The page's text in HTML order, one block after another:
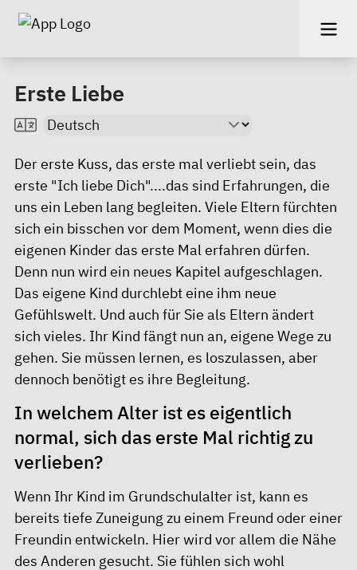
Erste Liebe
Der erste Kuss, das erste mal verliebt sein, das
erste "Ich liebe Dich"....das sind Erfahrungen, die
uns ein Leben lang begleiten. Viele Eltern fürchten
sich ein bisschen vor dem Moment, wenn dies die
eigenen Kinder das erste Mal erfahren dürfen.
Denn nun wird ein neues Kapitel aufgeschlagen.
Das eigene Kind durchlebt eine ihm neue
Gefühlswelt. Und auch für Sie als Eltern ändert
sich vieles. Ihr Kind fängt nun an, eigene Wege zu
gehen. Sie müssen lernen, es loszulassen, aber
dennoch benötigt es ihre Begleitung.
In welchem Alter ist es eigentlich
normal, sich das erste Mal richtig zu
verlieben?
Wenn Ihr Kind im Grundschulalter ist, kann es
bereits tiefe Zuneigung zu einem Freund oder einer
Freundin entwickeln. Hier wird vor allem die Nähe
des Anderen gesucht. Sie fühlen sich wohl